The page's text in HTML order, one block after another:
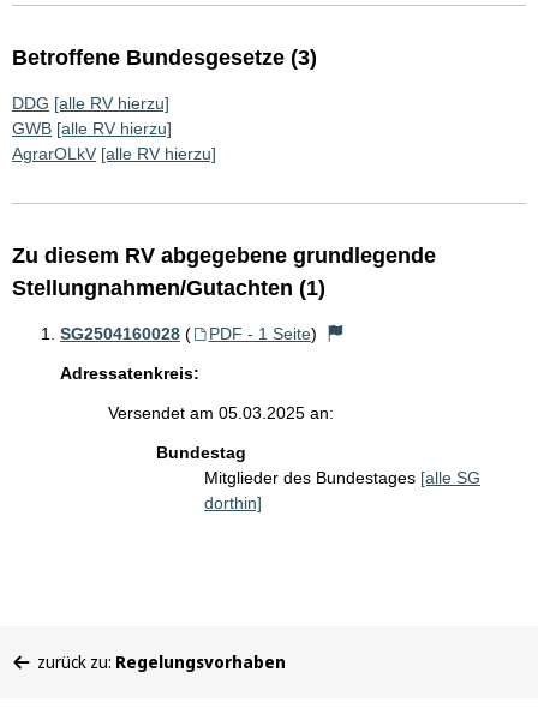
Betroffene Bundesgesetze (3)
DDG [alle RV hierzu]
GWB [alle RV hierzu]
AgrarOLkV [alle RV hierzu]
Zu diesem RV abgegebene grundlegende
Stellungnahmen/Gutachten (1)
SG2504160028 ( PDF - 1 Seite)
Adressatenkreis:
Versendet am 05.03.2025 an:
Bundestag
Mitglieder des Bundestages [alle SG
dorthin]
befinden
zurück zu: Regelungsvorhaben